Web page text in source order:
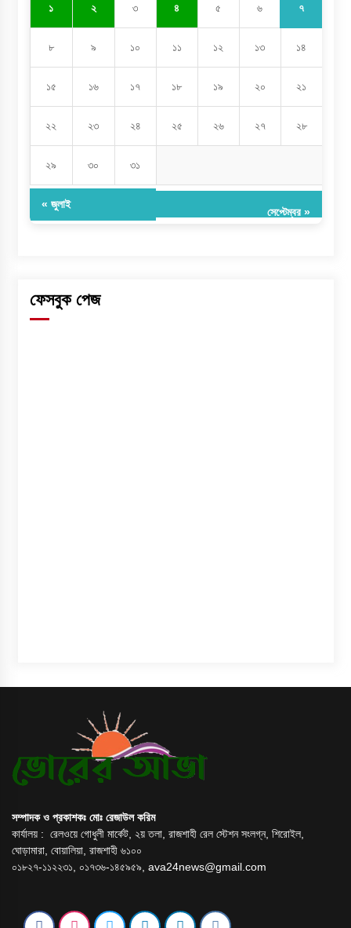
১ ২ ৩ ৪ ৫ ৬ ৭
৮ ৯ ১০ ১১ ১২ ১৩ ১৪
১৫ ১৬ ১৭ ১৮ ১৯ ২০ ২১
২২ ২৩ ২৪ ২৫ ২৬ ২৭ ২৮
২৯ ৩০ ৩১
« জুলাই
সেপ্টেম্বর »
ফেসবুক পেজ
সম্পাদক ও প্রকাশকঃ মোঃ রেজাউল করিম
কার্যালয় : রেলওয়ে গোধুলী মার্কেট, ২য় তলা, রাজশাহী রেল স্টেশন সংলগ্ন, শিরোইল,
ঘোড়ামারা, বোয়ালিয়া, রাজশাহী ৬১০০
০১৮২৭-১১২২৩১, ০১৭৩৬-১৪৫৯৫৯, ava24news@gmail.com